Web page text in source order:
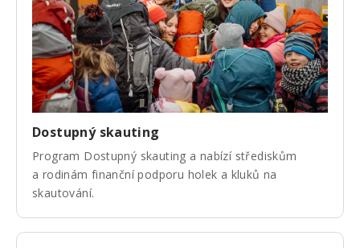
Dostupný skauting
Program Dostupný skauting a nabízí střediskům
a rodinám finanční podporu holek a kluků na
skautování.